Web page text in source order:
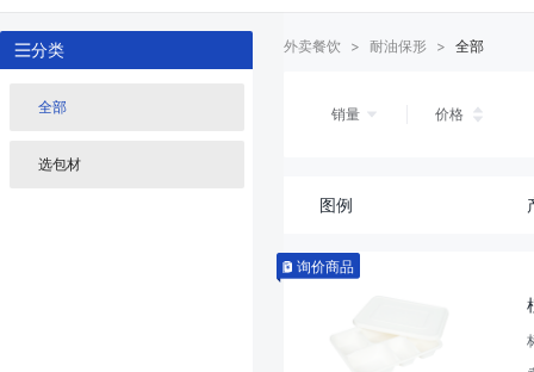
分类
全部
选包材
外卖餐饮 > 耐油保形 > 全部
销量 价格
图例
询价商品